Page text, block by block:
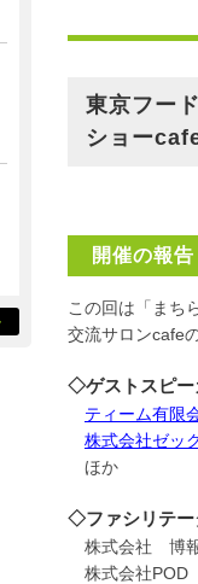
東京フー
ショー
開催の報告
この回は「まち
交流サロンcafe
◇ゲストスピー
ティーム有限
株式会社ゼッ
ほか
◇ファシリテー
株式会社 博報
株式会社POD